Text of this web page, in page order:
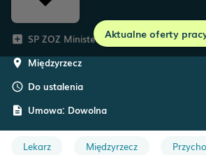
Aktualne oferty
add_box SP ZOZ Ministerstwa Spraw
room Międzyrzecz
schedule Do ustalenia
description Umowa: Dowolna
Lekarz Międzyrzecz